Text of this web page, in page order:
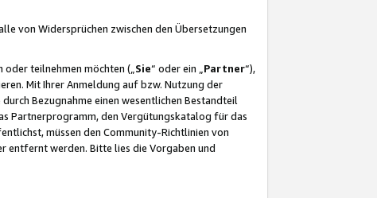
von Widersprüchen zwischen den Übersetzungen
oder teilnehmen möchten („Sie“ oder ein „Partner“),
Mit Ihrer Anmeldung auf bzw. Nutzung der
Bezugnahme einen wesentlichen Bestandteil
Partnerprogramm, den Vergütungskatalog für das
müssen den Community-Richtlinien von
entfernt werden. Bitte lies die Vorgaben und